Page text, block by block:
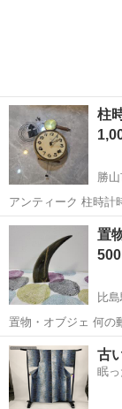
柱
勝
福井 勝山市
置
500
比
置物・
福井 勝山市
古
眠